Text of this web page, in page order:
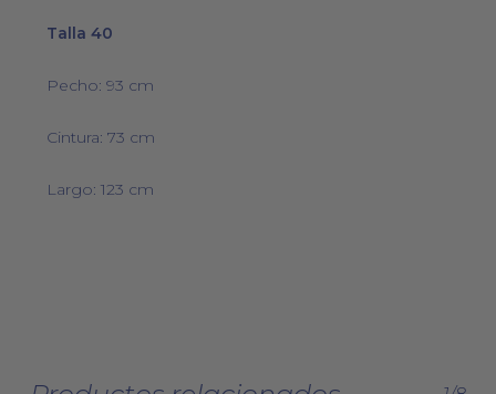
Talla 40
Pecho: 93 cm
Cintura: 73 cm
Largo: 123 cm